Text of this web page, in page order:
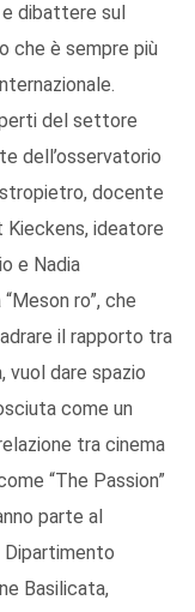
dibattere sul
che è sempre più
del settore
dell’osservatorio
docente
Kieckens, ideatore
e Nadia
ro”, che
il rapporto tra
vuol dare spazio
come un
tra cinema
“The Passion”
parte al
Basilicata,